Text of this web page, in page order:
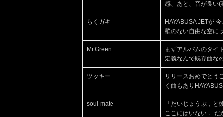
感、あと、音が良い(
らくガキ
HAYABUSA JETが
壁のない自由な空に
Mr.Green
まずアルバムのタイ
定義なんで既存曲な
ツッキー
リリースおめでとう
く曲もあり
soul-mate
「だいじょうぶ，
ここにはいない． だ